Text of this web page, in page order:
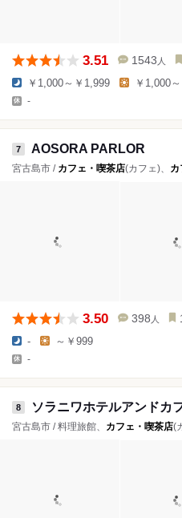
3.51 1543 人
￥1,000～￥1,999 ￥1,000
-
7 AOSORA PARLOR
宮古島市 / カフェ・喫茶店(カフェ)、 カ
3.50 398 人
- ～￥999
-
8 ソラニワホテルアンドカ
宮古島市 / 料理旅館、 カフェ・喫茶店(